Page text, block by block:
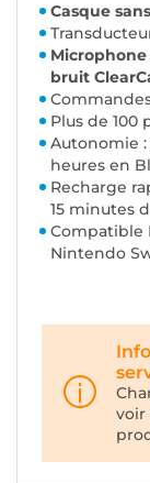
Casque
bruit
Plus de 100
Autonomie :
heures en
Recharge
15 minutes
Compatible
Nintendo
voir